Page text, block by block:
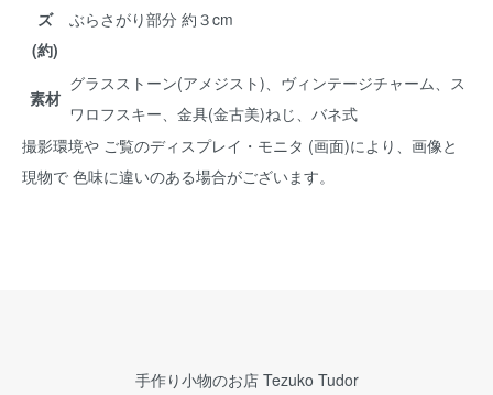
ズ
(約)
ぶらさがり部分 約３cm
素材
グラスストーン(アメジスト)、ヴィンテージチャーム、ス
ワロフスキー、金具(金古美)ねじ、バネ式
撮影環境や ご覧のディスプレイ・モニタ (画面)により、画像と
現物で 色味に違いのある場合がございます。
手作り小物のお店 Tezuko Tudor